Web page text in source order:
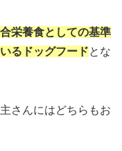
栄養食としての基準
るドッグフードとな
さんにはどちらもお